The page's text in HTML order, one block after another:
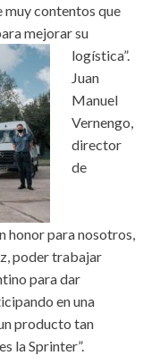
contentos que
mejorar su
logística”.
Juan
Manuel
Vernengo,
director
de
honor para nosotros,
poder trabajar
para dar
en una
producto tan
la Sprinter”.